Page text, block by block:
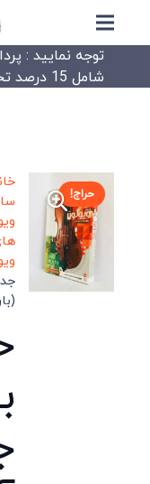
توجه نمایید :
شامل 15 درصد تخفیف خواهد شد.
حراج!